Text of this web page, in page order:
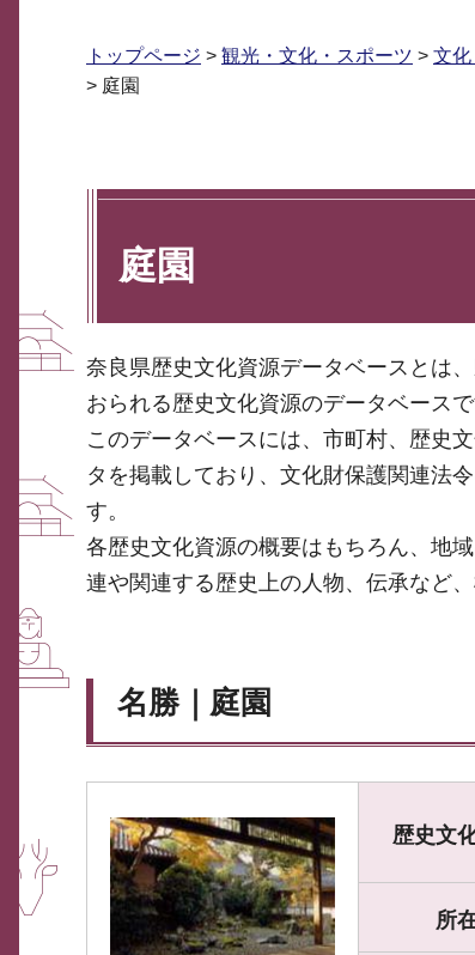
トップページ > 観光・文化・スポーツ > 文
> 庭園
庭園
奈良県歴史文化資源データベースとは
おられる歴史文化資源のデータベースで
このデータベースには、市町村、歴史
タを掲載しており、文化財保護関連法
す。
各歴史文化資源の概要はもちろん、地
連や関連する歴史上の人物、伝承など
名勝｜庭園
歴史文
所